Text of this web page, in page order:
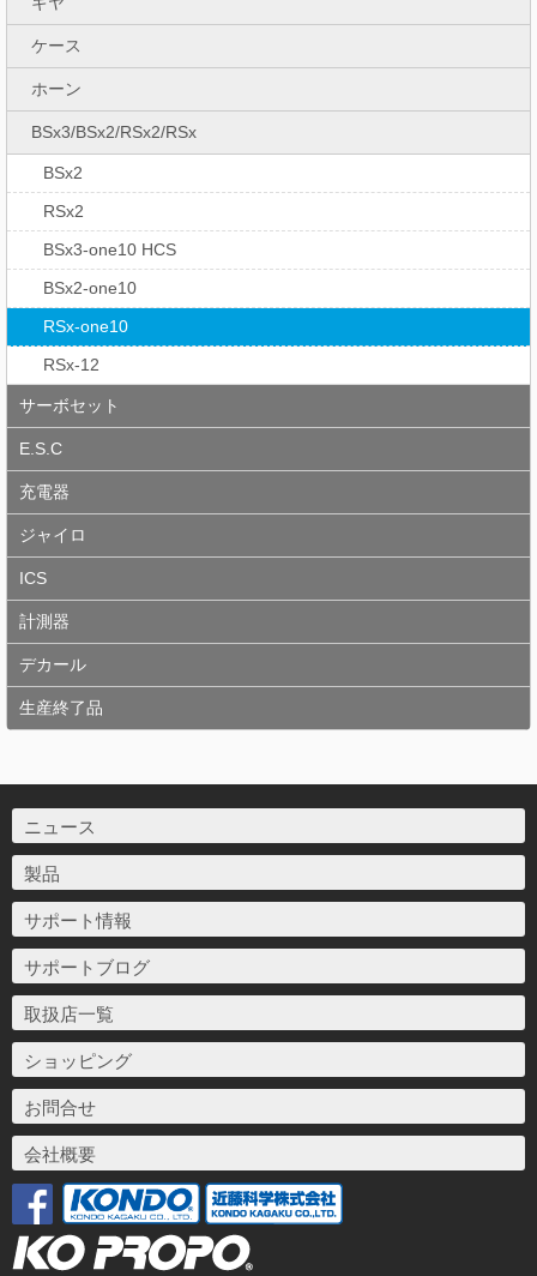
ケース
ホーン
BSx3/BSx2/RSx2/RSx
BSx2
RSx2
BSx3-one10 HCS
BSx2-one10
RSx-one10
RSx-12
サーボセット
E.S.C
充電器
ジャイロ
ICS
計測器
デカール
生産終了品
ニュース
製品
サポート情報
サポートブログ
取扱店一覧
ショッピング
お問合せ
会社概要